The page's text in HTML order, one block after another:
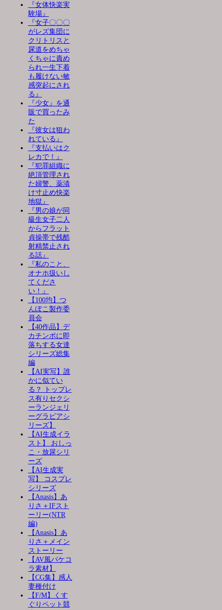
『女体快楽実
験場』
『女子〇〇〇
がレズ集団に
クリトリスと
尿道をめちゃ
くちゃに責め
られ一生下着
も履けない敏
感突起にされ
る』
『少女』を通
販で買ったみ
た
『彼女は狙わ
れている』
『支払いはク
レカで！』
『犯罪組織に
絶頂管理され
た婦警、薬漬
け寸止め快楽
地獄』
『男の娘が同
級生女子二人
からフラット
貞操帯で残酷
射精禁止され
る話』
『私のこと、
オナホ扱いし
てくださ
い！』
【100均】つ
んぽこ製作委
員会
【40作品】デ
カチンポに即
落ちする女達
シリーズ総集
編
【AI実写】誰
かに似てい
る？ トップレ
ス有りセクシ
ーランジェリ
ーグラビアシ
リーズ】
【AI生成イラ
スト】 おしっ
こ・放尿シリ
ーズ
【AI生成実
写】 コスプレ
シリーズ
【Anasis】あ
りさ＋IFスト
ーリー(NTR
編)
【Anasis】あ
りさ＋メイン
ストーリー
【AV風パケコ
ラ素材】
【CG集】感人
妻種付け
【F/M】くす
ぐりペット競